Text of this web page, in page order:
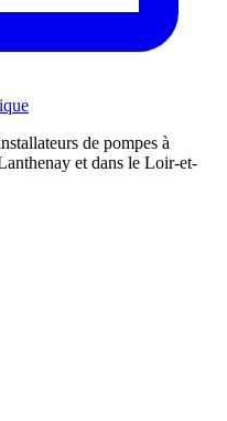
de pompes à
et dans le Loir-et-